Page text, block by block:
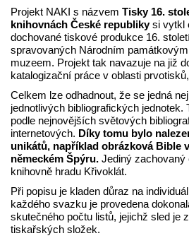
Projekt NAKI s názvem Tisky 16.
knihovnách České republikysi vytkl
dochované tiskové produkce 16.
spravovaných Národním
muzeem. Projekt tak navazuje na již
katalogizační práce v oblasti
Celkem lze odhadnout, že se jedná
jednotlivých bibliografických jednotek.
podle nejnovějších světových
internetových. Díky tomu bylo
unikátů, například obrázková Bible
německém Špýru. Jediný
knihovně hradu Křivoklát.
Při popisu je kladen důraz na
každého svazku je provedena
skutečného počtu listů, jejichž sled je
tiskařských složek.